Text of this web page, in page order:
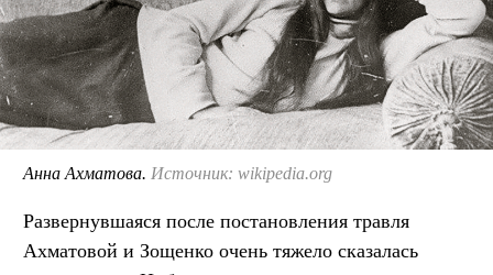
Анна Ахматова. Источник: wikipedia.org
Развернувшаяся после постановления травля
Ахматовой и Зощенко очень тяжело сказалась